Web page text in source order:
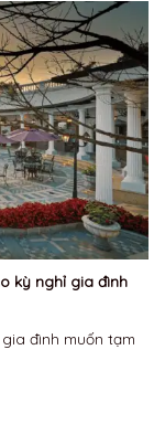
kỳ nghỉ gia đình
đình muốn tạm